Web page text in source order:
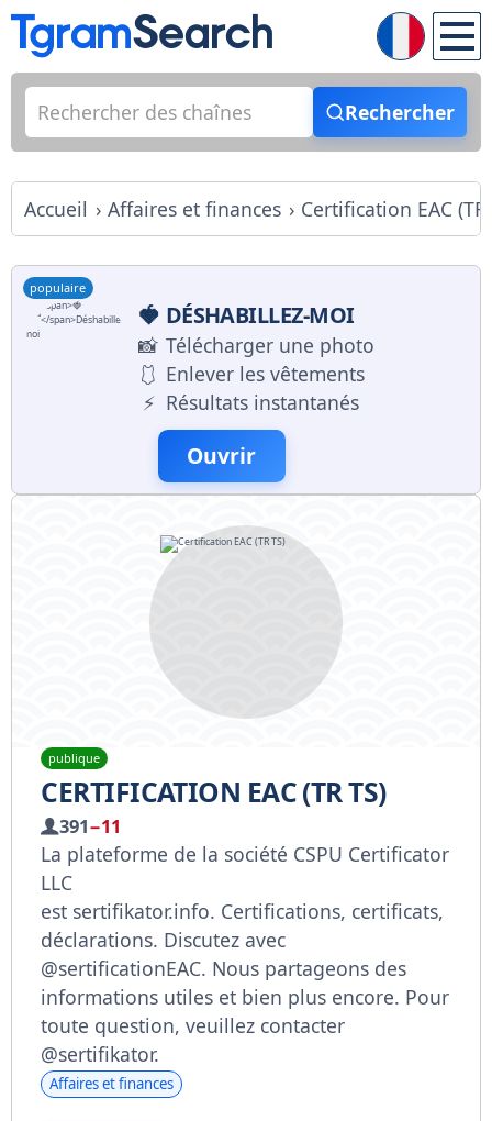
Rechercher
Accueil Affaires et finances Certification EAC (TR
populaire
🍓 DÉSHABILLEZ-MOI
📸 Télécharger une photo
🩱 Enlever les vêtements
⚡️ Résultats instantanés
Ouvrir
publique
CERTIFICATION EAC (TR TS)
391−11
La plateforme de la société CSPU Certificator
LLC
est sertifikator.info. Certifications, certificats,
déclarations. Discutez avec
@sertificationEAC. Nous partageons des
informations utiles et bien plus encore. Pour
toute question, veuillez contacter
@sertifikator.
Affaires et finances